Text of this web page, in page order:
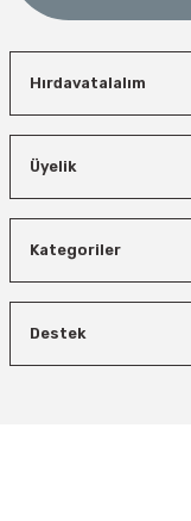
Hırdavatalalım
Üyelik
Kategoriler
Destek